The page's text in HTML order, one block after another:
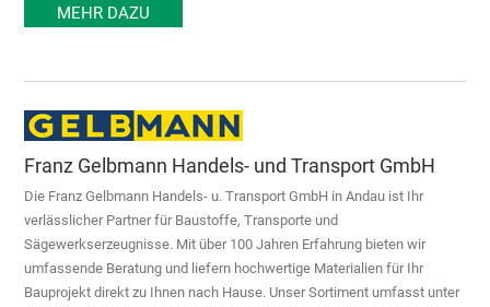
MEHR DAZU
Franz Gelbmann Handels- und Transport GmbH
Die Franz Gelbmann Handels- u. Transport GmbH in Andau ist Ihr
verlässlicher Partner für Baustoffe, Transporte und
Sägewerkserzeugnisse. Mit über 100 Jahren Erfahrung bieten wir
umfassende Beratung und liefern hochwertige Materialien für Ihr
Bauprojekt direkt zu Ihnen nach Hause. Unser Sortiment umfasst unter